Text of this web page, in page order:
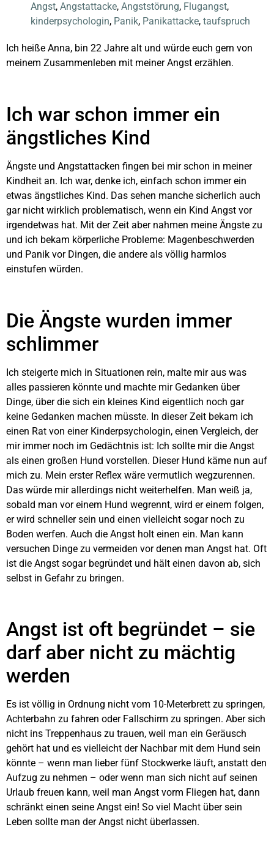
Angst, Angstattacke, Angststörung, Flugangst,
kinderpsychologin, Panik, Panikattacke, taufspruch
Ich heiße Anna, bin 22 Jahre alt und würde euch gern von
meinem Zusammenleben mit meiner Angst erzählen.
Ich war schon immer ein
ängstliches Kind
Ängste und Angstattacken fingen bei mir schon in meiner
Kindheit an. Ich war, denke ich, einfach schon immer ein
etwas ängstliches Kind. Das sehen manche sicherlich auch
gar nicht wirklich problematisch, wenn ein Kind Angst vor
irgendetwas hat. Mit der Zeit aber nahmen meine Ängste zu
und ich bekam körperliche Probleme: Magenbeschwerden
und Panik vor Dingen, die andere als völlig harmlos
einstufen würden.
Die Ängste wurden immer
schlimmer
Ich steigerte mich in Situationen rein, malte mir aus was
alles passieren könnte und machte mir Gedanken über
Dinge, über die sich ein kleines Kind eigentlich noch gar
keine Gedanken machen müsste. In dieser Zeit bekam ich
einen Rat von einer Kinderpsychologin, einen Vergleich, der
mir immer noch im Gedächtnis ist: Ich sollte mir die Angst
als einen großen Hund vorstellen. Dieser Hund käme nun auf
mich zu. Mein erster Reflex wäre vermutlich wegzurennen.
Das würde mir allerdings nicht weiterhelfen. Man weiß ja,
sobald man vor einem Hund wegrennt, wird er einem folgen,
er wird schneller sein und einen vielleicht sogar noch zu
Boden werfen. Auch die Angst holt einen ein. Man kann
versuchen Dinge zu vermeiden vor denen man Angst hat. Oft
ist die Angst sogar begründet und hält einen davon ab, sich
selbst in Gefahr zu bringen.
Angst ist oft begründet – sie
darf aber nicht zu mächtig
werden
Es ist völlig in Ordnung nicht vom 10-Meterbrett zu springen,
Achterbahn zu fahren oder Fallschirm zu springen. Aber sich
nicht ins Treppenhaus zu trauen, weil man ein Geräusch
gehört hat und es vielleicht der Nachbar mit dem Hund sein
könnte – wenn man lieber fünf Stockwerke läuft, anstatt den
Aufzug zu nehmen – oder wenn man sich nicht auf seinen
Urlaub freuen kann, weil man Angst vorm Fliegen hat, dann
schränkt einen seine Angst ein! So viel Macht über sein
Leben sollte man der Angst nicht überlassen.